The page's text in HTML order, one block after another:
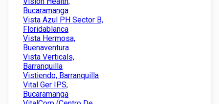
Bucaramanga
Vista Azul PH Sector B,
Floridablanca
Vista Hermosa,
Buenaventura
Vista Verticals,
Barranquilla
Vistiendo, Barranquilla
Vital Ger IPS,
Bucaramanga